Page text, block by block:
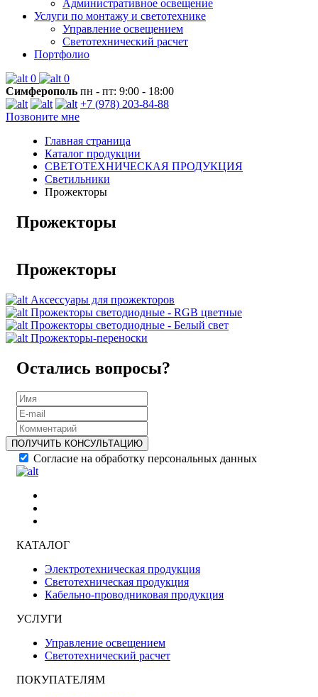
Административное освещение
Услуги по монтажу и светотехнике
Управление освещением
Светотехнический расчет
Портфолио
0
0
Симферополь пн - пт: 9:00 - 18:00
+7 (978) 203-84-88
Позвоните мне
Главная страница
Каталог продукции
СВЕТОТЕХНИЧЕСКАЯ ПРОДУКЦИЯ
Светильники
Прожекторы
Прожекторы
Прожекторы
Аксессуары для прожекторов
Прожекторы светодиодные - RGB цветные
Прожекторы светодиодные - Белый свет
Прожекторы-переноски
Остались вопросы?
ПОЛУЧИТЬ КОНСУЛЬТАЦИЮ
Согласие на обработку персональных данных
КАТАЛОГ
Электротехническая продукция
Светотехническая продукция
Кабельно-проводниковая продукция
УСЛУГИ
Управление освещением
Светотехнический расчет
ПОКУПАТЕЛЯМ